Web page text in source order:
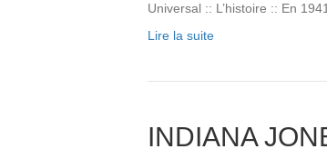
Universal :: L’histoire :: En
Lire la suite
INDIANA